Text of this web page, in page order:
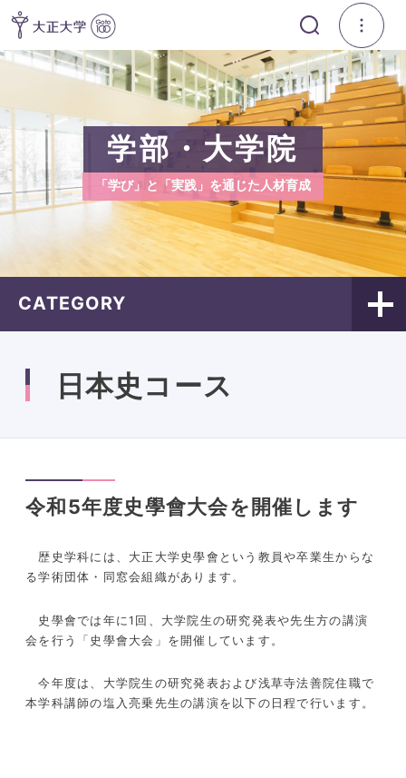
学部・大学院
「学び」と「実践」を通じた人材育成
CATEGORY
日本史コース
令和5年度史學會大会を開催します
歴史学科には、大正大学史學會という教員や卒業生からな
る学術団体・同窓会組織があります。
史學會では年に1 回、大学院生の研究発表や先生方の講演
会を行う「史學會大会」を開催しています。
今年度は、大学院生の研究発表および浅草寺法善院住職で
本学科講師の塩入亮乗先生の講演を以下の日程で行います。